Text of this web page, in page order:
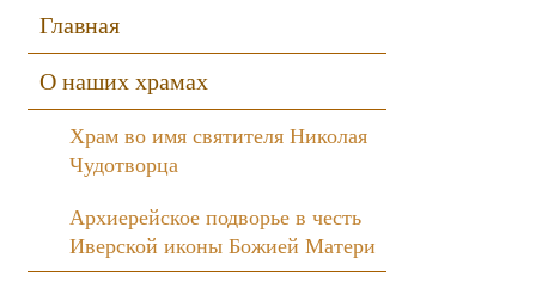
Sidebar
Главная
О наших храмах
Храм во имя святителя Николая
Чудотворца
Архиерейское подворье в честь
Иверской иконы Божией Матери